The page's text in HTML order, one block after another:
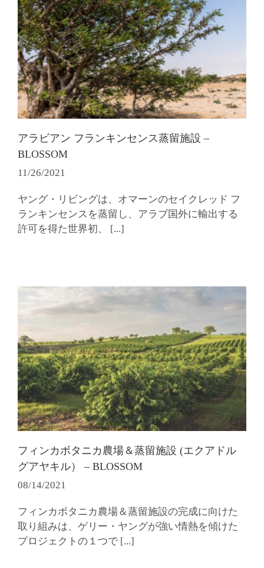
アラビアン フランキンセンス蒸留施設 –
BLOSSOM
11/26/2021
ヤング・リビングは、オマーンのセイクレッド フ
ランキンセンスを蒸留し、アラブ国外に輸出する
許可を得た世界初、 [...]
フィンカボタニカ農場＆蒸留施設 (エクアドル
グアヤキル） – BLOSSOM
08/14/2021
フィンカボタニカ農場＆蒸留施設の完成に向けた
取り組みは、ゲリー・ヤングが強い情熱を傾けた
プロジェクトの１つで [...]